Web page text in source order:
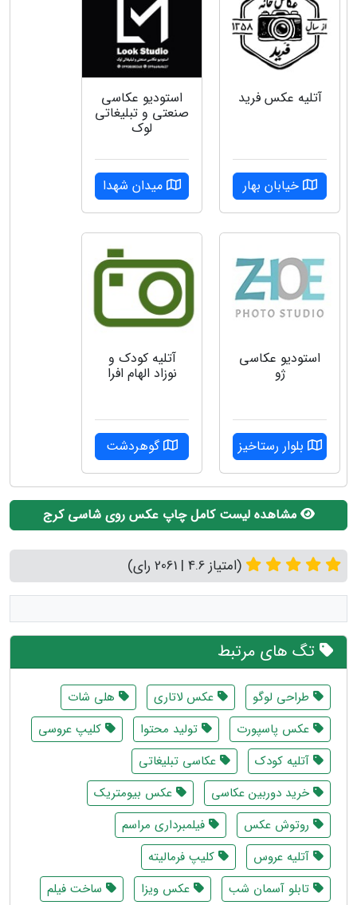
آتلیه عکس فرید
خیابان بهار
استودیو عکاسی
صنعتی و تبلیغاتی
لوک
میدان شهدا
استودیو عکاسی
ژو
بلوار رستاخیز
آتلیه کودک و
نوزاد الهام افرا
گوهردشت
مشاهده لیست کامل چاپ عکس روی شاسی کرج
(امتیاز 4.6 | 2061 رای)
تگ های مرتبط
طراحی لوگو عکس لاتاری
هلی شات
عکس پاسپورت
تولید محتوا
کلیپ عروسی
آتلیه کودک
عکاسی تبلیغاتی
خرید دوربین عکاسی
عکس بیومتریک
روتوش عکس
فیلمبرداری مراسم
آتلیه عروس
کلیپ فرمالیته
تابلو آسمان شب
عکس ویزا ساخت فیلم